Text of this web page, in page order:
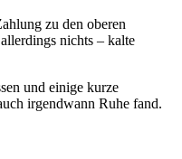
zu den oberen
nichts – kalte
und einige kurze
irgendwann Ruhe fand.